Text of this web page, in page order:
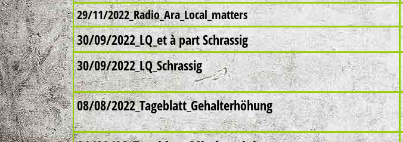
29/11/2022_Radio_Ara_Local_matters
30/09/2022_LQ_et à part Schrassig
30/09/2022_LQ_Schrassig
08/08/2022_Tageblatt_Gehalterhöhung